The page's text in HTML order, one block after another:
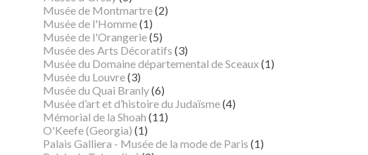
Musée de Montmartre(2)
Musée de l'Homme(1)
Musée de l'Orangerie(5)
Musée des Arts Décoratifs (3)
Musée du Domaine départemental de Sceaux(1)
Musée du Louvre(3)
Musée du Quai Branly(6)
Musée d’art et d’histoire du Judaïsme(4)
Mémorial de la Shoah (11)
O'Keefe (Georgia) (1)
Palais Galliera - Musée de la mode de Paris (1)